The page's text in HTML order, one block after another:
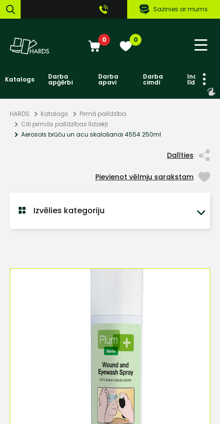
Sazinies ar mums
0 0
Katalogs Darba
apģērbi
Darba
apavi
Darba
cimdi līdzekļi
HARDS Katalogs
Pirmā palīdzība
Citi pirmās palīdzības līdzekļi
Aerosols brūču un acu skalošanai 4554 250ml
Dalīties
Pievienot vēlmju sarakstam
Izvēlies kategoriju